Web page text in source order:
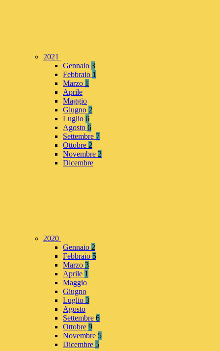
2021
Gennaio 3
Febbraio 1
Marzo 1
Aprile
Maggio
Giugno 2
Luglio 6
Agosto 6
Settembre 7
Ottobre 2
Novembre 2
Dicembre
2020
Gennaio 2
Febbraio 5
Marzo 3
Aprile 1
Maggio
Giugno
Luglio 3
Agosto
Settembre 6
Ottobre 9
Novembre 5
Dicembre 5